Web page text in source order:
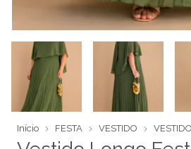
Início FESTA VESTIDO